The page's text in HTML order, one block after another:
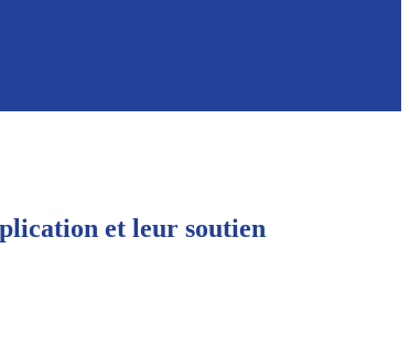
et leur soutien